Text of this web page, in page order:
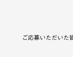
ご応募いただいた